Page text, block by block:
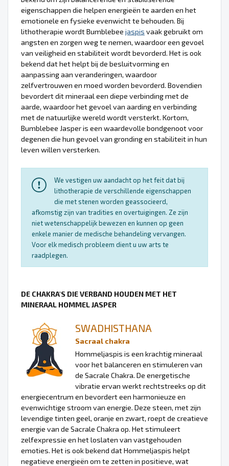
eigenschappen die helpen energieën te aarden en het
emotionele en fysieke evenwicht te behouden. Bij
lithotherapie wordt Bumblebee jaspis vaak gebruikt om
angsten en zorgen weg te nemen, waardoor een gevoel
van veiligheid en stabiliteit wordt bevorderd. Het is ook
bekend dat het helpt bij de besluitvorming en
aanpassing aan veranderingen, waardoor
zelfvertrouwen en moed worden bevorderd. Bovendien
bevordert dit mineraal een diepe verbinding met de
aarde, waardoor het gevoel van aarding en verbinding
met de natuurlijke wereld wordt versterkt. Kortom,
Bumblebee Jasper is een waardevolle bondgenoot voor
degenen die hun gevoel van gronding en stabiliteit in hun
leven willen versterken.
We vestigen uw aandacht op het feit dat bij
lithotherapie de verschillende eigenschappen
die met stenen worden geassocieerd,
afkomstig zijn van tradities en overtuigingen. Ze zijn
niet wetenschappelijk bewezen en kunnen op geen
enkele manier de medische behandeling vervangen.
Voor elk medisch probleem dient u uw arts te
raadplegen.
DE CHAKRA'S DIE VERBAND HOUDEN MET HET
MINERAAL HOMMEL JASPER
SWADHISTHANA
Sacraal chakra
Hommeljaspis is een krachtig mineraal
voor het balanceren en stimuleren van
de Sacrale Chakra. De energetische
vibratie ervan werkt rechtstreeks op dit
energiecentrum en bevordert een harmonieuze en
evenwichtige stroom van energie. Deze steen, met zijn
levendige tinten geel, oranje en zwart, roept de creatieve
energie van de Sacrale Chakra op. Het stimuleert
zelfexpressie en het loslaten van vastgehouden
emoties. Het is ook bekend dat Hommeljaspis helpt
negatieve energieën om te zetten in positieve, wat